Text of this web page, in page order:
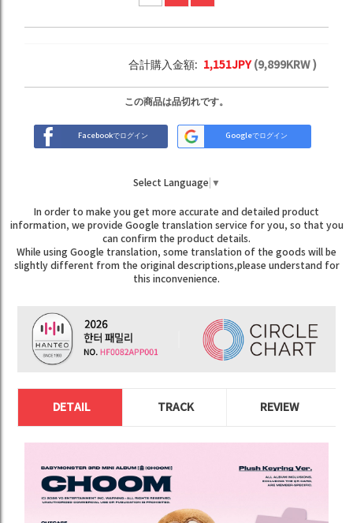
合計購入金額: 1,151JPY(9,899KRW )
この商品は品切れです。
Facebookでログイン Googleでログイン
Select Language ▼
In order to make you get more accurate and detailed product
information, we provide Google translation service for you, so that you
can confirm the product details.
While using Google translation, some translation of the goods will be
slightly different from the original descriptions,please understand for
this inconvenience.
DETAIL TRACK REVIEW